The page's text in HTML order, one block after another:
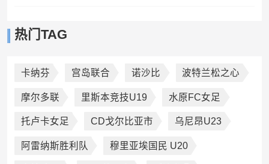
热门TAG
卡纳芬 宫岛联合 诺沙比 波特兰松之心
摩尔多联 里斯本竞技U19 水原FC女足
托卢卡女足 CD戈尔比亚市 乌尼昂U23
阿雷纳斯胜利队 穆里亚埃国民 U20